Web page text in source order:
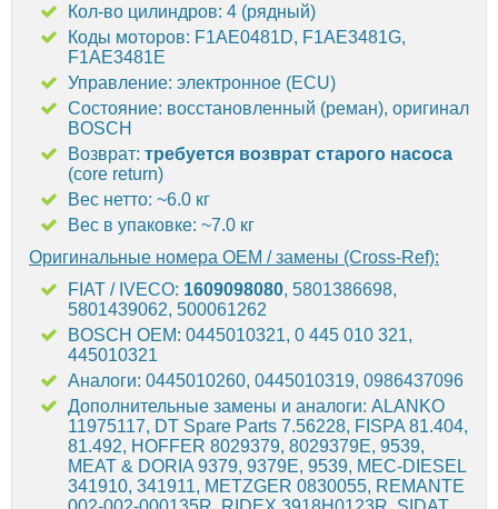
Кол-во цилиндров: 4 (рядный)
Коды моторов: F1AE0481D, F1AE3481G,
F1AE3481E
Управление: электронное (ECU)
Состояние: восстановленный (реман), оригинал
BOSCH
Возврат: требуется возврат старого насоса
(core return)
Вес нетто: ~6.0 кг
Вес в упаковке: ~7.0 кг
Оригинальные номера OEM / замены (Cross-Ref):
FIAT / IVECO: 1609098080, 5801386698,
5801439062, 500061262
BOSCH OEM: 0445010321, 0 445 010 321,
445010321
Аналоги: 0445010260, 0445010319, 0986437096
Дополнительные замены и аналоги: ALANKO
11975117, DT Spare Parts 7.56228, FISPA 81.404,
81.492, HOFFER 8029379, 8029379E, 9539,
MEAT & DORIA 9379, 9379E, 9539, MEC-DIESEL
341910, 341911, METZGER 0830055, REMANTE